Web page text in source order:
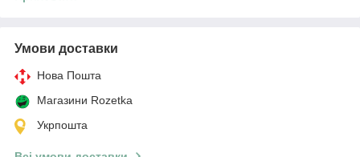
Умови доставки
Нова Пошта
Магазини Rozetka
Укрпошта